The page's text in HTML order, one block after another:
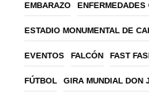
EMBARAZO ENFERMEDADES
ESTADIO MONUMENTAL DE
EVENTOS FALCÓN FAST
FÚTBOL GIRA MUNDIAL DON